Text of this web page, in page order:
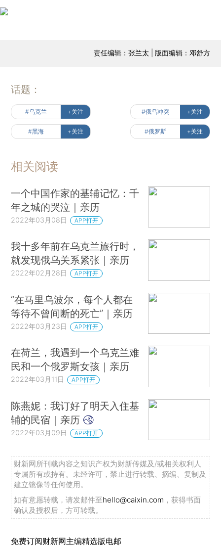
责任编辑：张兰太 | 版面编辑：邓舒方
话题：
#乌克兰 +关注 #俄乌冲突 +关注
#黑海 +关注 #俄罗斯 +关注
相关阅读
一个中国作家的基辅记忆：千
年之城的哭泣｜亲历
2022年03月08日 APP打开
我十多年前在乌克兰旅行时，
就发现俄乌关系紧张｜亲历
2022年02月28日 APP打开
“在马里乌波尔，每个人都在
等待不曾间断的死亡”｜亲历
2022年03月23日 APP打开
在荷兰，我遇到一个乌克兰难
民和一个俄罗斯女孩｜亲历
2022年03月11日 APP打开
陈燕妮：我订好了明天入住基
辅的民宿｜亲历
2022年03月09日 APP打开
财新网所刊载内容之知识产权为财新传媒及/或相关权利人
专属所有或持有。未经许可，禁止进行转载、摘编、复制及
建立镜像等任何使用。
如有意愿转载，请发邮件至hello@caixin.com ，获得书面
确认及授权后，方可转载。
免费订阅财新网主编精选版电邮